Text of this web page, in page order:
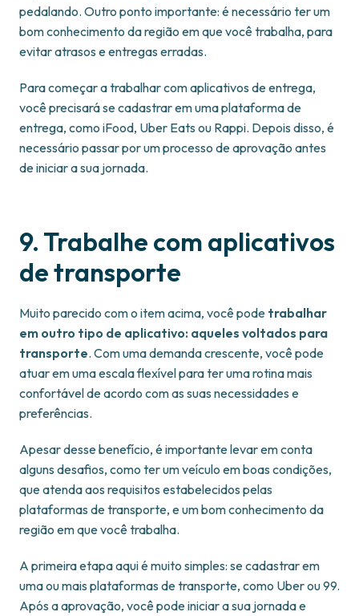
pedalando. Outro ponto importante: é necessário ter um
bom conhecimento da região em que você trabalha, para
evitar atrasos e entregas erradas.
Para começar a trabalhar com aplicativos de entrega,
você precisará se cadastrar em uma plataforma de
entrega, como iFood, Uber Eats ou Rappi. Depois disso, é
necessário passar por um processo de aprovação antes
de iniciar a sua jornada.
9. Trabalhe com aplicativos
de transporte
Muito parecido com o item acima, você pode trabalhar
em outro tipo de aplicativo: aqueles voltados para
transporte. Com uma demanda crescente, você pode
atuar em uma escala flexível para ter uma rotina mais
confortável de acordo com as suas necessidades e
preferências.
Apesar desse benefício, é importante levar em conta
alguns desafios, como ter um veículo em boas condições,
que atenda aos requisitos estabelecidos pelas
plataformas de transporte, e um bom conhecimento da
região em que você trabalha.
A primeira etapa aqui é muito simples: se cadastrar em
uma ou mais plataformas de transporte, como Uber ou 99.
Após a aprovação, você pode iniciar a sua jornada e